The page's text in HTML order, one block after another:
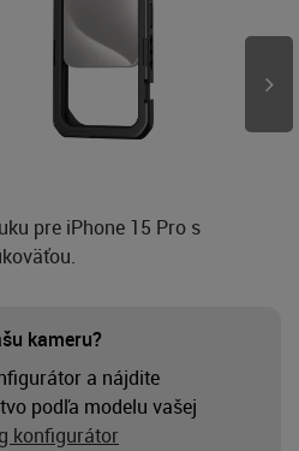
pre iPhone 15 Pro s
kameru?
a nájdite
podľa modelu vašej
konfigurátor